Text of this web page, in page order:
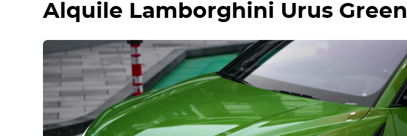
Alquile Lamborghini Urus Green